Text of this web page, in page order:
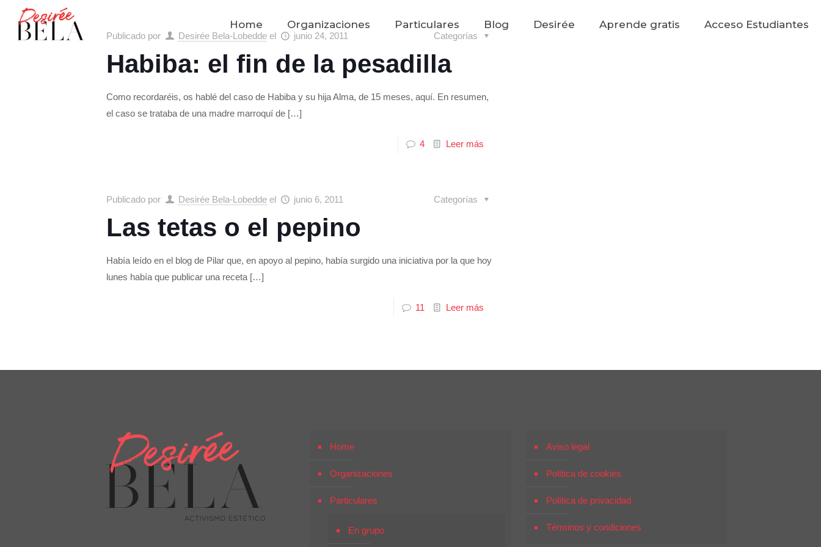
Home Organizaciones Particulares Blog Desirée Aprende gratis Acceso Estudiantes
Publicado por Desirée Bela-Lobedde el junio 24, 2011 Categorías
Habiba: el fin de la pesadilla
Como recordaréis, os hablé del caso de Habiba y su hija Alma, de 15 meses, aquí. En resumen,
el caso se trataba de una madre marroquí de […]
4 Leer más
Publicado por Desirée Bela-Lobedde el junio 6, 2011 Categorías
Las tetas o el pepino
Había leído en el blog de Pilar que, en apoyo al pepino, había surgido una iniciativa por la que hoy
lunes había que publicar una receta […]
11 Leer más
Home
Organizaciones
Particulares
En grupo
Aviso legal
Política de cookies
Política de privacidad
Términos y condiciones